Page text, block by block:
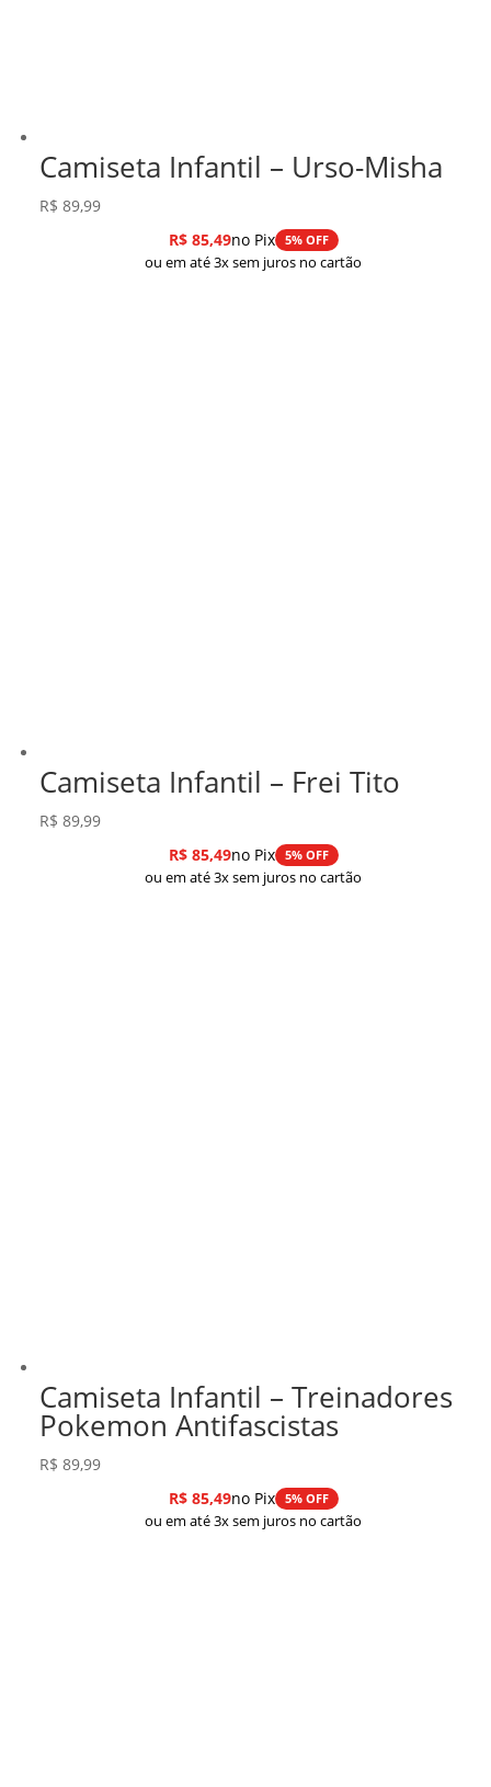
Camiseta Infantil – Urso-Misha
R$ 89,99
R$85,49no Pix 5% OFF
ou em até 3x sem juros no cartão
Camiseta Infantil – Frei Tito
R$ 89,99
R$85,49no Pix 5% OFF
ou em até 3x sem juros no cartão
Camiseta Infantil – Treinadores
Pokemon Antifascistas
R$ 89,99
R$85,49no Pix 5% OFF
ou em até 3x sem juros no cartão